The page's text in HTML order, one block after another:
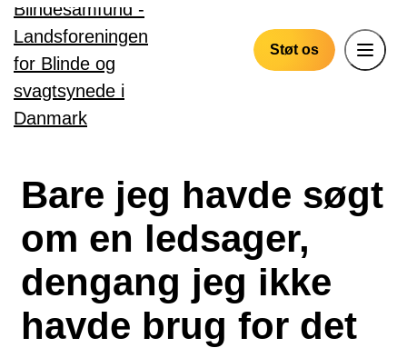
Gå til hovedindhold
Støt os
Bare jeg havde søgt
om en ledsager,
dengang jeg ikke
havde brug for det